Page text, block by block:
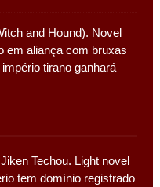
and Hound). Novel
em aliança com bruxas
tirano ganhará
Techou. Light novel
tem domínio registrado